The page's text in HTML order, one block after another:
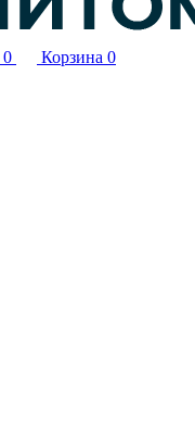
0 Корзина 0